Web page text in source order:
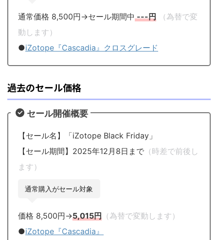
通常価格 8,500円→セール期間中---円
（為替で変
動します）
●iZotope『Cascadia』クロスグレード
過去のセール価格
セール開催概要
【セール名】「iZotope Black Friday」
【セール期間】2025年12月8日まで （時差で前後し
ます）
通常購入がセール対象
価格 8,500円→5,015円 （為替で変動します）
●iZotope『Cascadia』